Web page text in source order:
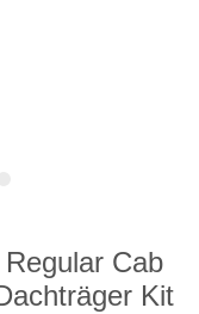
Cab
Kit